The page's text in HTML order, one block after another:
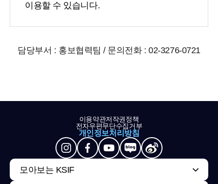
이용할 수 있습니다.
담당부서 : 홍보협력팀 / 문의전화 : 02-3276-0721
이용약관저작권정책
전자우편무단수집거부
개인정보처리방침
모아보는 KSIF